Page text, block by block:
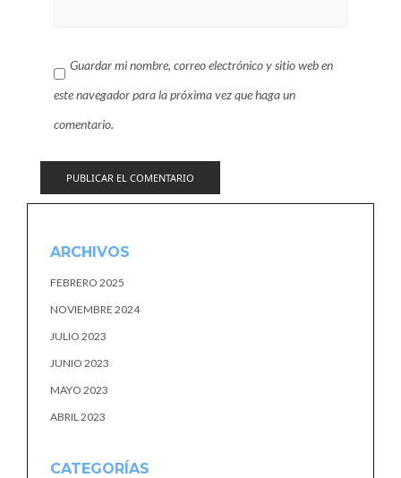
Guardar mi nombre, correo electrónico y sitio web en
este navegador para la próxima vez que haga un
comentario.
ARCHIVOS
FEBRERO 2025
NOVIEMBRE 2024
JULIO 2023
JUNIO 2023
MAYO 2023
ABRIL 2023
CATEGORÍAS